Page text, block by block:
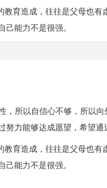
育造成，往往是父母也
能力不是很强。
，所以自信心不够，所以
力能够达成愿望，希望通
育造成，往往是父母也
能力不是很强。